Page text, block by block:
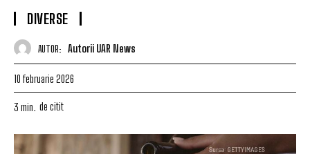
DIVERSE
AUTOR: Autorii UAR News
10 februarie 2026
3 min. de citit